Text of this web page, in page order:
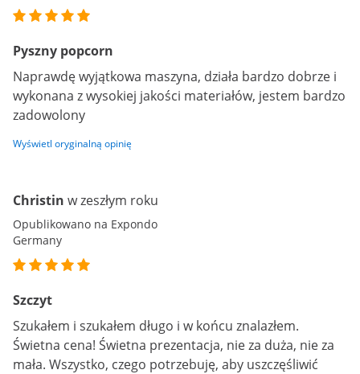
Pyszny popcorn
Naprawdę wyjątkowa maszyna, działa bardzo dobrze i
wykonana z wysokiej jakości materiałów, jestem bardzo
zadowolony
Wyświetl oryginalną opinię
Christin w zeszłym roku
Opublikowano na Expondo
Germany
Szczyt
Szukałem i szukałem długo i w końcu znalazłem.
Świetna cena! Świetna prezentacja, nie za duża, nie za
mała. Wszystko, czego potrzebuję, aby uszczęśliwić